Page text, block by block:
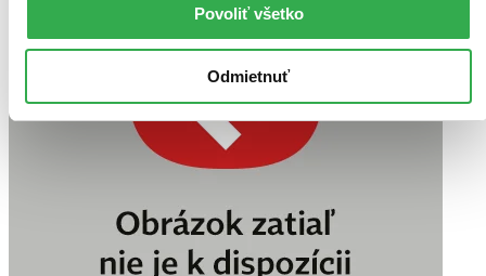
Povoliť všetko
Odmietnuť